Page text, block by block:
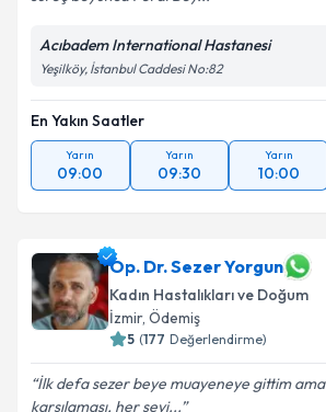
Acıbadem International Hastanesi
Yeşilköy, İstanbul Caddesi No:82
En Yakın Saatler
Yarın
09:00
Yarın
09:30
Yarın
10:00
Op. Dr. Sezer Yorgun
Kadın Hastalıkları ve Doğum
İzmir, Ödemiş
5 (177 Değerlendirme)
İlk defa sezer beye muayeneye gittim ama
karşılaması, her şeyi...